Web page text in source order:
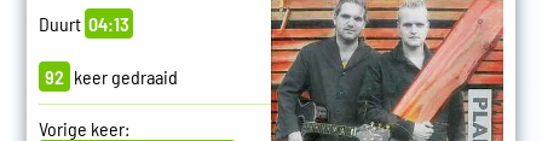
Duurt 04:13
92 keer gedraaid
Vorige keer: